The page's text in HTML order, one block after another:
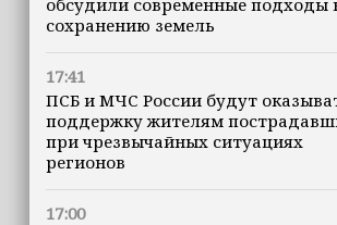
обсудили современные подходы
сохранению земель
17:41
ПСБ и МЧС России будут
поддержку жителям
при чрезвычайных ситуациях
регионов
17:00